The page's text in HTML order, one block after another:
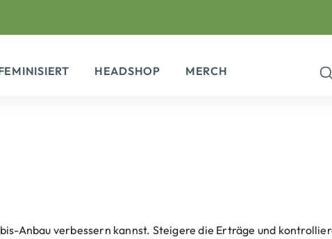
HEADSHOP
MERCH
Anbau verbessern kannst. Steigere die Erträge und